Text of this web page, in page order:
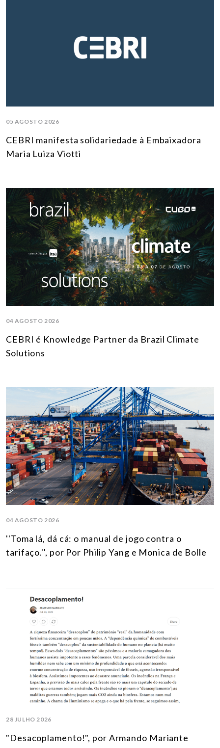
05 AGOSTO 2026
CEBRI manifesta solidariedade à Embaixadora
Maria Luiza Viotti
04 AGOSTO 2026
CEBRI é Knowledge Partner da Brazil Climate
Solutions
04 AGOSTO 2026
''Toma lá, dá cá: o manual de jogo contra o
tarifaço.'', por Por Philip Yang e Monica de Bolle
28 JULHO 2026
"Desacoplamento!", por Armando Mariante